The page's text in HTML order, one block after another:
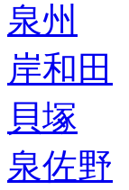
泉州
岸和田
貝塚
泉佐野